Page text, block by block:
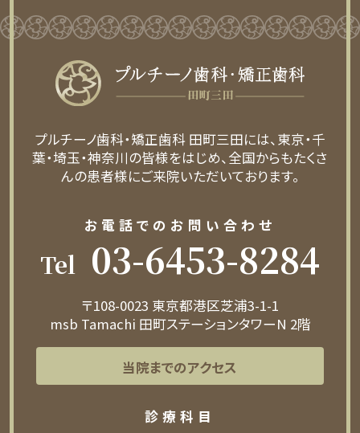
プルチーノ歯科・矯正歯科 田町三田には、東京・千
葉・埼玉・神奈川の皆様をはじめ、全国からもたくさ
んの患者様にご来院いただいております。
お電話でのお問い合わせ
Tel 03-6453-8284
〒108-0023 東京都港区芝浦3-1-1
msb Tamachi 田町ステーションタワーN 2階
当院までのアクセス
診療科目